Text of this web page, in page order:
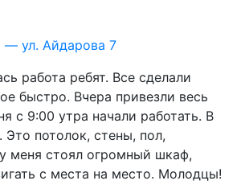
работа ребят. Все сделали
быстро. Вчера привезли весь
с 9:00 утра начали работать. В
Это потолок, стены, пол,
меня стоял огромный шкаф,
с места на место. Молодцы!